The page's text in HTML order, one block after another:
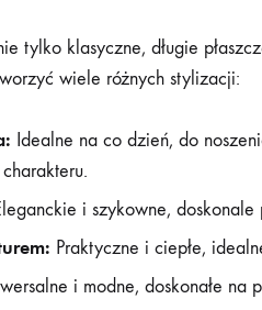
tylko klasyczne, długie
wiele różnych stylizacji:
Idealne na co dzień, do
i szykowne,
Praktyczne i ciepłe,
i modne, doskonałe na